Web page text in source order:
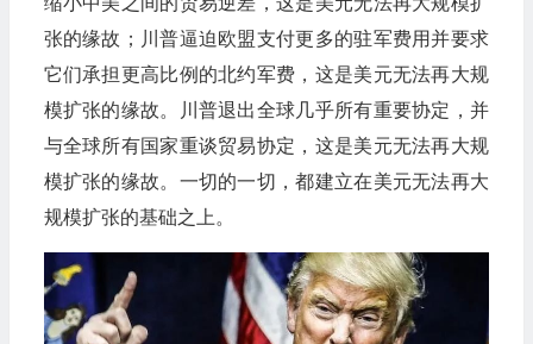
张的缘故；川普逼迫欧盟支付更多的驻军费用并要求
它们承担更高比例的北约军费，这是美元无法再大规
模扩张的缘故。川普退出全球几乎所有重要协定，并
与全球所有国家重谈贸易协定，这是美元无法再大规
模扩张的缘故。一切的一切，都建立在美元无法再大
规模扩张的基础之上。